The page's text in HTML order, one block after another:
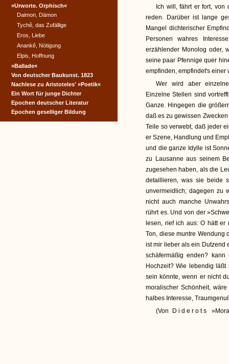
Ich will, fährt er fort, von
reden. Darüber ist lange
Mangel dichterischer
Personen wahres
erzählender Monolog oder,
seine paar Pfennige quer
empfinden, empfindet's einer
Wer wird aber
Einzelne Stellen sind
Ganze. Hingegen die
daß es zu gewissen
Teile so verwebt, daß jeder
er Szene, Handlung und
und die ganze Idylle ist
zu Lausanne aus seinem
zugesehen haben, als die
detaillieren, was sie beide
unvermeidlich; dagegen zu
nicht auch manche
rührt es. Und von der
lesen, rief ich aus: O hätt er
Ton, diese muntre Wendung
ist mir lieber als ein Dutzend
schäfermäßig enden?
Hochzeit? Wie lebendig
sein könnte, wenn er nicht
moralischer Schönheit,
halbes Interesse,
(Von
Diderots
»Urworte. Orphisch«
Daimon, Dämon
Tychê, das Zufällige
Eros, Liebe
Anankê, Nötigung
Elpis, Hoffnung
»Ballade«
Von deutscher Baukunst. 1823
Nachlese zu Aristoteles' »Poetik«
Ein Wort für junge Dichter
Epochen deutscher Literatur
Epochen geselliger Bildung